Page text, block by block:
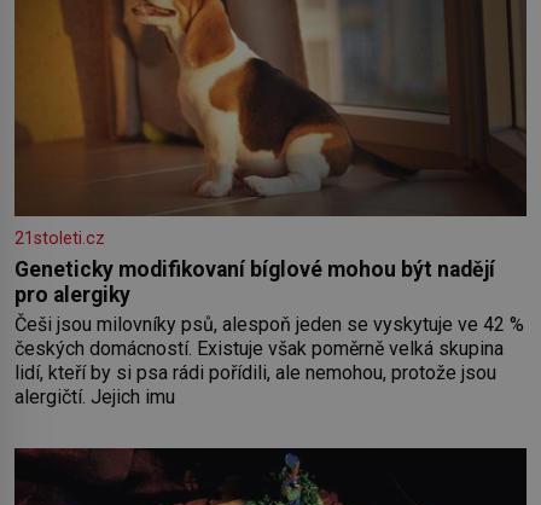
21stoleti.cz
Geneticky modifikovaní bíglové mohou být nadějí
pro alergiky
Češi jsou milovníky psů, alespoň jeden se vyskytuje ve 42 %
českých domácností. Existuje však poměrně velká skupina
lidí, kteří by si psa rádi pořídili, ale nemohou, protože jsou
alergičtí. Jejich imu